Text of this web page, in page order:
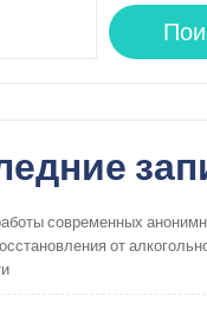
современных
от